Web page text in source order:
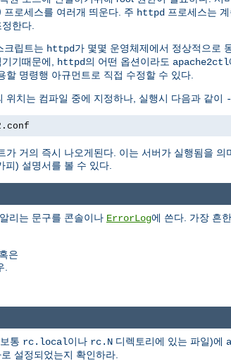
프로세스를 여러개 띄운다. 주 httpd 프로세스는
한다.
크립트는 httpd가 몇몇 운영체제에서 정상적으로
기때문에, httpd의 어떤 옵션이라도 apache2ctl
할 명령행 아규먼트로 직접 수정할 수 있다.
위치는 컴파일 중에 지정하나, 실행시 다음과 같이
거의 즉시 나오게된다. 이는 서버가 실행됨을 의
) 설명서를 볼 수 있다.
리는 문구를 콘솔이나 ErrorLog에 쓴다. 가장 흔
은
통 rc.local이나 rc.N 디렉토리에 있는 파일)에
설정되었는지 확인하라.